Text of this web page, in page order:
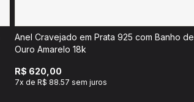
Anel Cravejado em Prata 925 com Banho de
Ouro Amarelo 18k
R$ 620,00
7x de R$ 88.57 sem juros